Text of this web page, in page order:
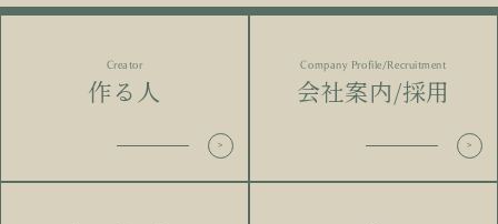
Creator
作る人
Company Profile/Recruitment
会社案内/採用